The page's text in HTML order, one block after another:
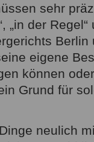
sehr
„in der
eigene
können
Grund für
neulich